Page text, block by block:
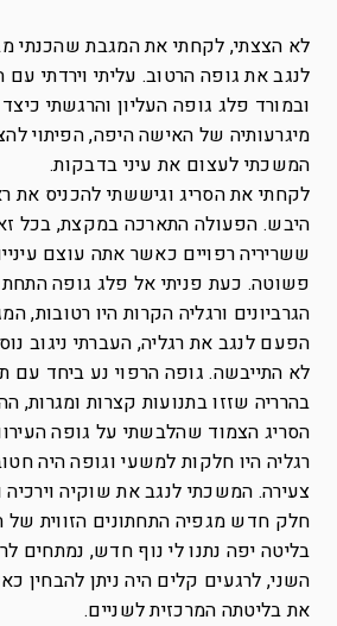
לא הצצתי, לקחתי את המגבת שהכנתי
לנגב את גופה הרטוב. עליתי וירדתי
ובמורד פלג גופה העליון והרגשתי
מיגרעותיה של האישה היפה, הפיתוי
המשכתי לעצום את עיני בדבקות.
לקחתי את הסריג וגיששתי להכניס את
היבש. הפעולה התארכה במקצת, בכל
ששריריה רפויים כאשר אתה עוצם
פשוטה. כעת פניתי אל פלג גופה
הגרביונים ורגליה הקרות היו רטובות,
הפעם לנגב את רגליה, העברתי ניגוב
לא התייבשה. גופה הרפוי נע ביחד עם
בהרריה שזזו בתנועות קצרות ומגרות,
הסריג הצמוד שהלבשתי על גופה
רגליה היו חלקות למשעי וגופה היה
צעירה. המשכתי לנגב את שוקיה
חלק חדש מגפיה התחתונים הזווית של
בליטה יפה נתנו לי נוף חדש, נמתחים
השני, לרגעים קלים היה ניתן להבחין
את בליטתה המרכזית לשניים.